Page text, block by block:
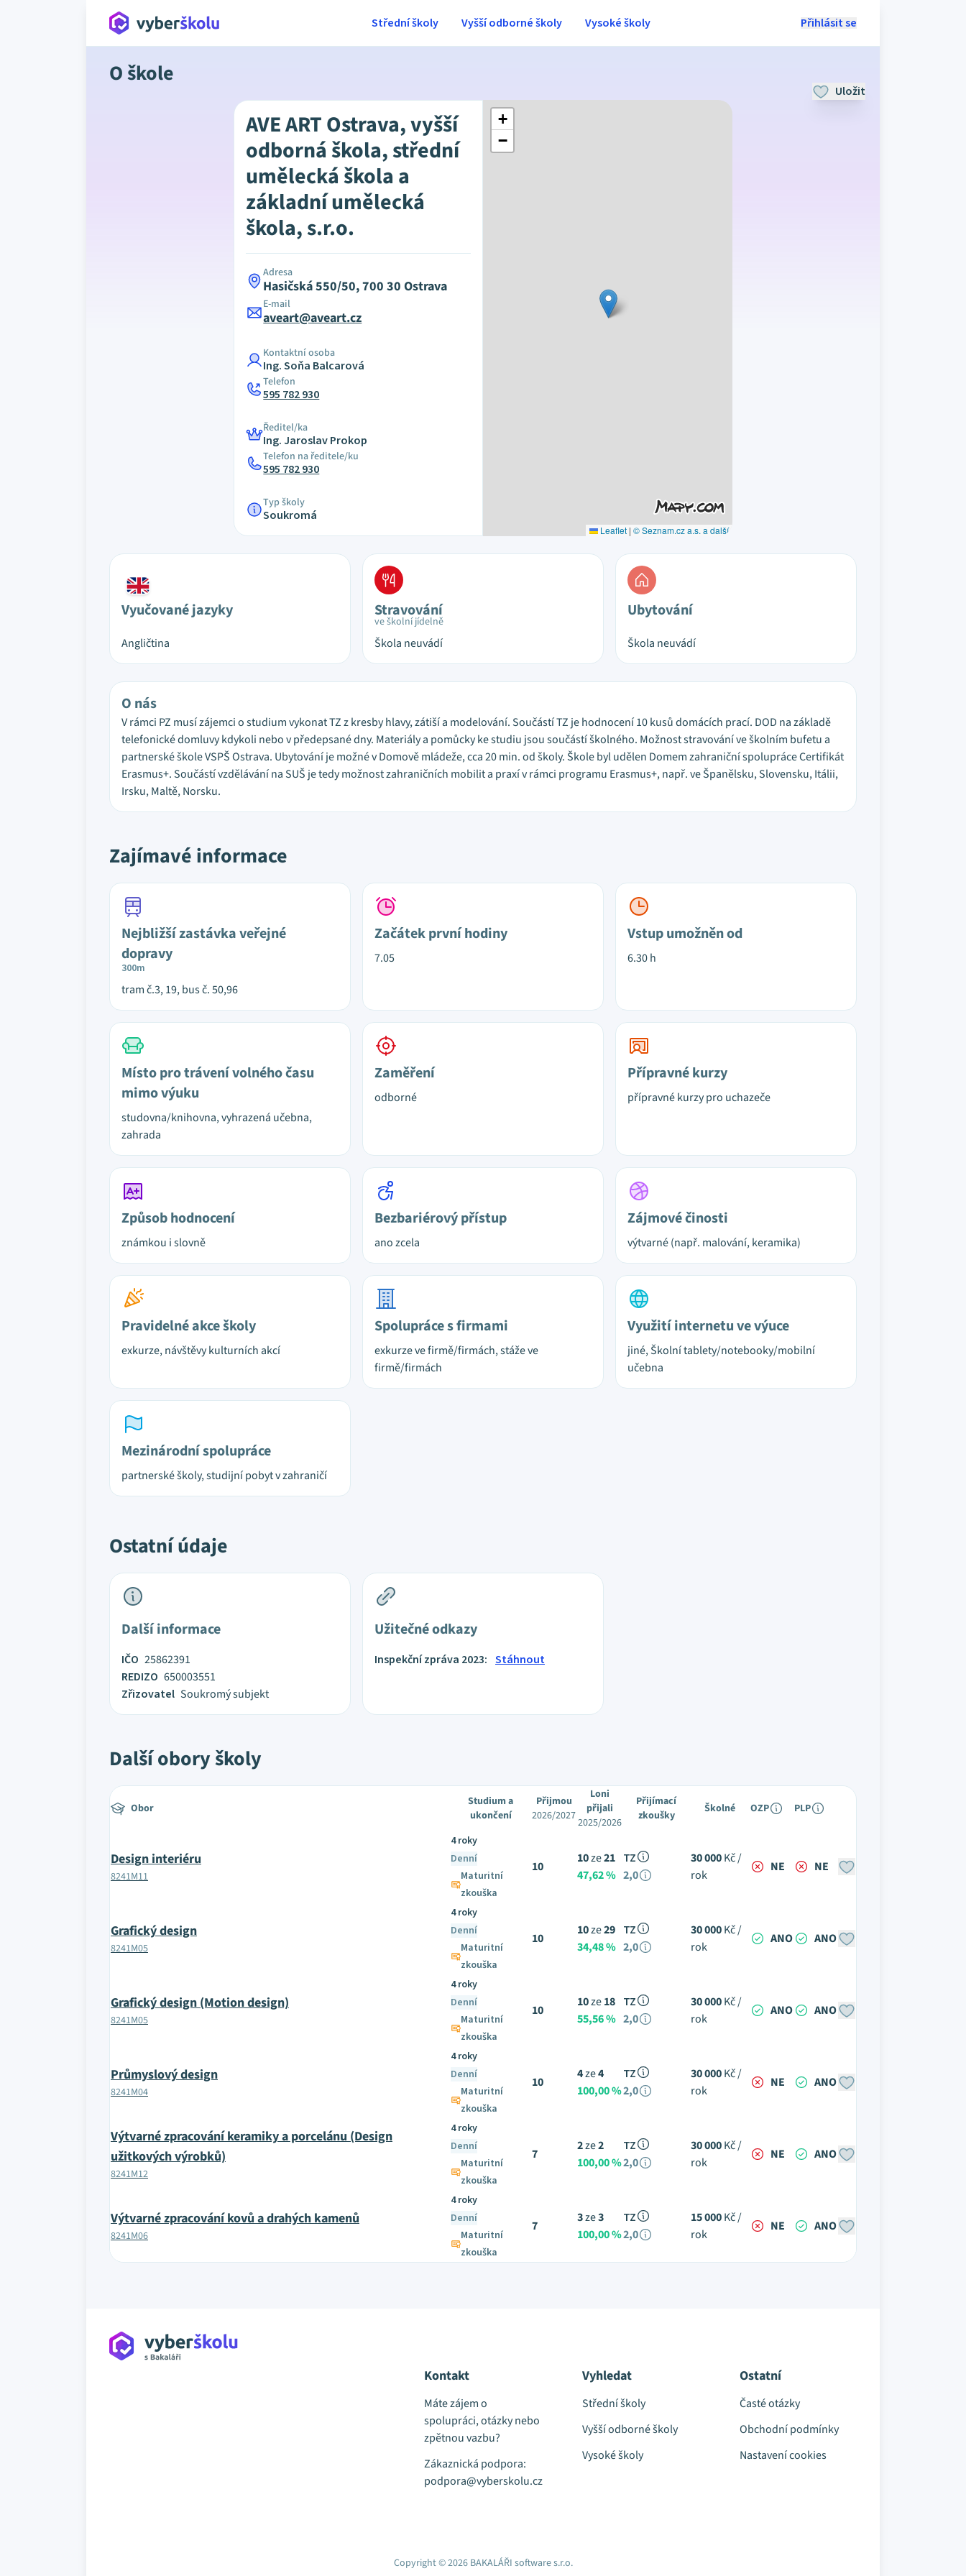
Přihlásit se
Střední školy Vyšší odborné školy Vysoké školy
O škole
Uložit
AVE ART Ostrava, vyšší
odborná škola, střední
umělecká škola a
základní umělecká
škola, s.r.o.
Adresa
Hasičská 550/50, 700 30 Ostrava
E-mail
aveart@aveart.cz
Kontaktní osoba
Ing. Soňa Balcarová
Telefon
595 782 930
Ředitel/ka
Ing. Jaroslav Prokop
Telefon na ředitele/ku
595 782 930
Typ školy
Soukromá
+
−
Leaflet | © Seznam.cz a.s. a další
Vyučované jazyky
Angličtina
Stravování
ve školní jídelně
Škola neuvádí
Ubytování
Škola neuvádí
O nás
V rámci PZ musí zájemci o studium vykonat TZ z kresby hlavy, zátiší a modelování. Součástí TZ je hodnocení 10 kusů domácích prací. DOD na základě
telefonické domluvy kdykoli nebo v předepsané dny. Materiály a pomůcky ke studiu jsou součástí školného. Možnost stravování ve školním bufetu a
partnerské škole VSPŠ Ostrava. Ubytování je možné v Domově mládeže, cca 20 min. od školy. Škole byl udělen Domem zahraniční spolupráce Certifikát
Erasmus+. Součástí vzdělávání na SUŠ je tedy možnost zahraničních mobilit a praxí v rámci programu Erasmus+, např. ve Španělsku, Slovensku, Itálii,
Irsku, Maltě, Norsku.
Zajímavé informace
Nejbližší zastávka veřejné
dopravy
300m
tram č.3, 19, bus č. 50,96
Začátek první hodiny
7.05
Vstup umožněn od
6.30 h
Místo pro trávení volného času
mimo výuku
studovna/knihovna, vyhrazená učebna,
zahrada
Zaměření
odborné
Přípravné kurzy
přípravné kurzy pro uchazeče
Způsob hodnocení
známkou i slovně
Bezbariérový přístup
ano zcela
Zájmové činosti
výtvarné (např. malování, keramika)
Pravidelné akce školy
exkurze, návštěvy kulturních akcí
Spolupráce s firmami
exkurze ve firmě/firmách, stáže ve
firmě/firmách
Využití internetu ve výuce
jiné, Školní tablety/notebooky/mobilní
učebna
Mezinárodní spolupráce
partnerské školy, studijní pobyt v zahraničí
Ostatní údaje
Další informace
IČO 25862391
REDIZO 650003551
Zřizovatel Soukromý subjekt
Užitečné odkazy
Inspekční zpráva 2023: Stáhnout
Další obory školy
Obor
Studium a
ukončení
Přijmou
2026/2027
Loni
přijali
2025/2026
Přijímací
zkoušky
Školné OZP PLP
Design interiéru
8241M11
4 roky
Denní
Maturitní
zkouška
10
10ze21
47,62 %
TZ
2,0
30 000Kč /
rok
NE NE
Grafický design
8241M05
4 roky
Denní
Maturitní
zkouška
10
10ze29
34,48 %
TZ
2,0
30 000Kč /
rok
ANO ANO
Grafický design (Motion design)
8241M05
4 roky
Denní
Maturitní
zkouška
10
10ze18
55,56 %
TZ
2,0
30 000Kč /
rok
ANO ANO
Průmyslový design
8241M04
4 roky
Denní
Maturitní
zkouška
10
4ze4
100,00 %
TZ
2,0
30 000Kč /
rok
NE ANO
Výtvarné zpracování keramiky a porcelánu (Design
užitkových výrobků)
8241M12
4 roky
Denní
Maturitní
zkouška
7
2ze2
100,00 %
TZ
2,0
30 000Kč /
rok
NE ANO
Výtvarné zpracování kovů a drahých kamenů
8241M06
4 roky
Denní
Maturitní
zkouška
7
3ze3
100,00 %
TZ
2,0
15 000Kč /
rok
NE ANO
Kontakt
Máte zájem o
spolupráci, otázky nebo
zpětnou vazbu?
Zákaznická podpora:
podpora@vyberskolu.cz
Vyhledat
Střední školy
Vyšší odborné školy
Vysoké školy
Ostatní
Časté otázky
Obchodní podmínky
Nastavení cookies
Copyright © 2026 BAKALÁŘI software s.r.o.